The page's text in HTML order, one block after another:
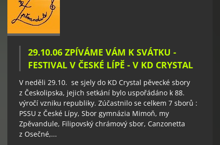
29.10.06 ZPÍVÁME VÁM K SVÁTKU -
FESTIVAL V ČESKÉ LÍPĚ - V KD CRYSTAL
V neděli 29.10. se sjely do KD Crystal pěvecké sbory
z Českolipska, jejich setkání bylo uspořádáno k 88.
výročí vzniku republiky. Zúčastnilo se celkem 7 sborů :
PSSU z České Lípy, Sbor gymnázia Mimoň, my
Zpěvandule, Filipovský chrámový sbor, Canzonetta
z Osečné,...